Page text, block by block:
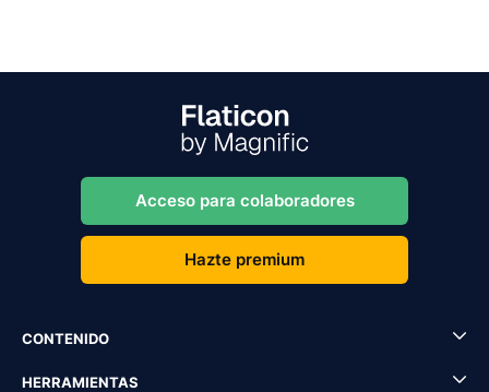
Acceso para colaboradores
Hazte premium
CONTENIDO
HERRAMIENTAS